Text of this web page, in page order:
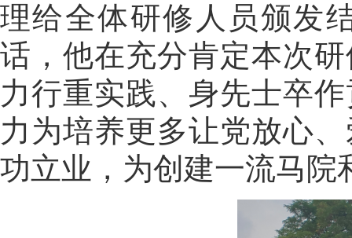
理给全体研修人员颁发
话，他在充分肯定本次
力行重实践、身先士卒
力为培养更多让党放心
功立业，为创建一流马院